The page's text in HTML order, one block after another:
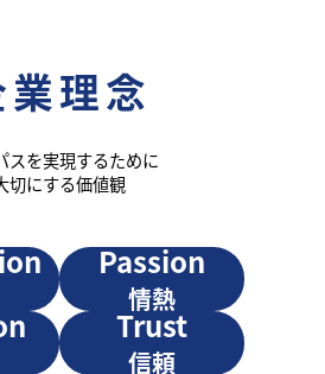
業理念
スを実現するために
切にする価値観
Passion
情熱
Trust
信頼